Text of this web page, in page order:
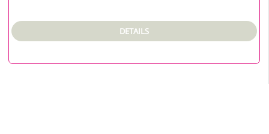
DETAILS